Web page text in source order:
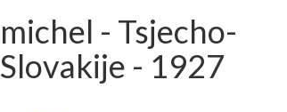
michel - Tsjecho-
Slovakije - 1927